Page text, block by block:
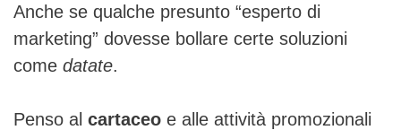
Anche se qualche presunto “esperto di
marketing” dovesse bollare certe soluzioni
come datate.
Penso al cartaceo e alle attività promozionali